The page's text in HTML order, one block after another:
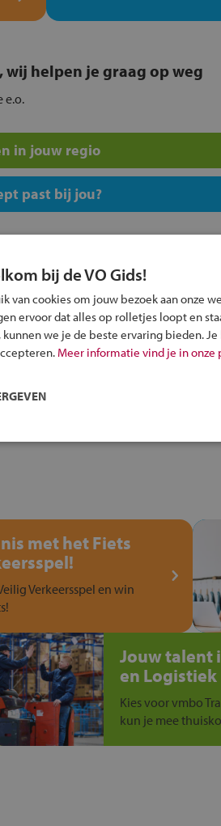
wij helpen je graag op weg
e.o.
in jouw regio
past bij jou?
Inschrijven?
Alle informatie
een middelbare
met het Fiets
Verkeersspel en win
Jouw talent
en Logistiek
Kies voor vmbo
kun je mee
bij de VO Gids!
van cookies om jouw bezoek aan onze
ervoor dat alles op rolletjes loopt en
kunnen we je de beste ervaring bieden.
Meer informatie vind je in onze